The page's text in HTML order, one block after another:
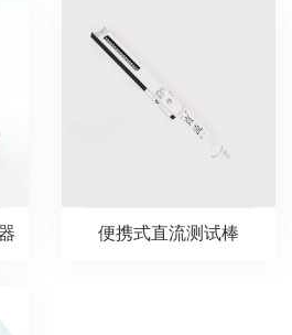
便携式直流测试棒